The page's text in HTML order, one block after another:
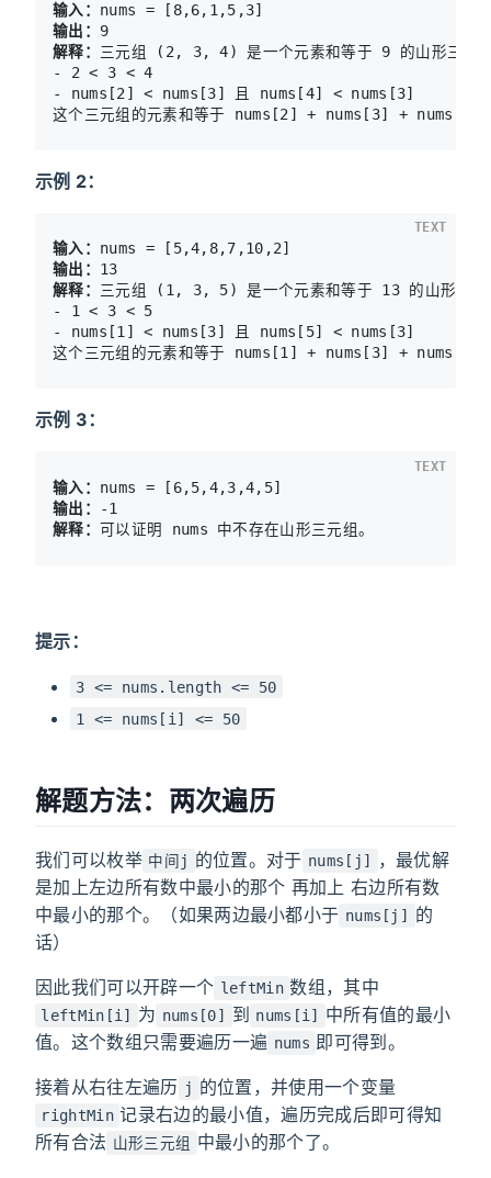
输入：
输出：
解释： 三元组 (2, 3, 4) 是一个元素和等于 9 的山形三元
- 2 < 3 < 4
- nums[2] < nums[3] 且 nums[4] < nums[3]
示例 2：
输入：
输出：
解释： 三元组 (1, 3, 5) 是一个元素和等于 13 的山形三元
- 1 < 3 < 5
- nums[1] < nums[3] 且 nums[5] < nums[3]
TEXT
示例 3：
输入：
输出：
解释：
TEXT
提示：
3 <= nums.length <= 50
1 <= nums[i] <= 50
解题方法：两次遍历
我们可以枚举 中间j 的位置。对于 nums[j]
，最优解
是加上左边所有数中最小的那个 再加上 右边所有数
中最小的那个。（如果两边最小都小于 nums[j]
的
话）
因此我们可以开辟一个 leftMin 数组，其中
leftMin[i] 为 nums[0] 到 nums[i]
中所有值的最小
值。这个数组只需要遍历一遍 nums 即可得到。
接着从右往左遍历 j 的位置，并使用一个变量
rightMin 记录右边的最小值，遍历完成后即可得知
所有合法 山形三元组 中最小的那个了。